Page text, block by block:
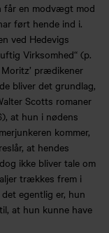
får en modvægt mod
ført hende ind i.
ved Hedevigs
Virksomhed“ (p.
prædikener
bliver det grundlag,
Scotts romaner
at hun i nødens
kommer,
at hendes
ikke bliver tale om
trækkes frem i
egentlig er, hun
at hun kunne have